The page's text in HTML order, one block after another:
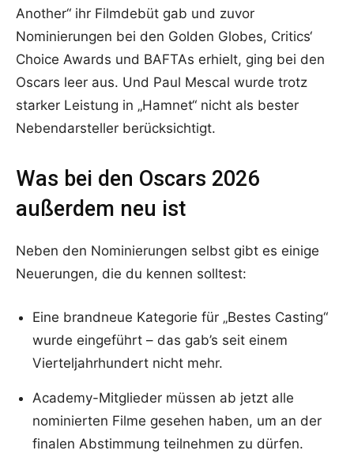
Another“ ihr Filmdebüt gab und zuvor
Nominierungen bei den Golden Globes, Critics‘
Choice Awards und BAFTAs erhielt, ging bei den
Oscars leer aus. Und Paul Mescal wurde trotz
starker Leistung in „Hamnet“ nicht als bester
Nebendarsteller berücksichtigt.
Was bei den Oscars 2026
außerdem neu ist
Neben den Nominierungen selbst gibt es einige
Neuerungen, die du kennen solltest:
Eine brandneue Kategorie für „Bestes Casting“
wurde eingeführt – das gab’s seit einem
Vierteljahrhundert nicht mehr.
Academy-Mitglieder müssen ab jetzt alle
nominierten Filme gesehen haben, um an der
finalen Abstimmung teilnehmen zu dürfen.